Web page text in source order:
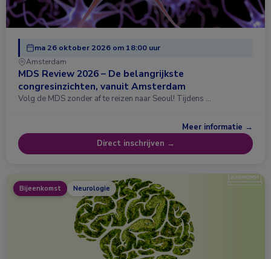
ma 26 oktober 2026 om 18:00 uur
Amsterdam
MDS Review 2026 – De belangrijkste
congresinzichten, vanuit Amsterdam
Volg de MDS zonder af te reizen naar Seoul! Tijdens …
Meer informatie →
Direct inschrijven →
Bijeenkomst Neurologie